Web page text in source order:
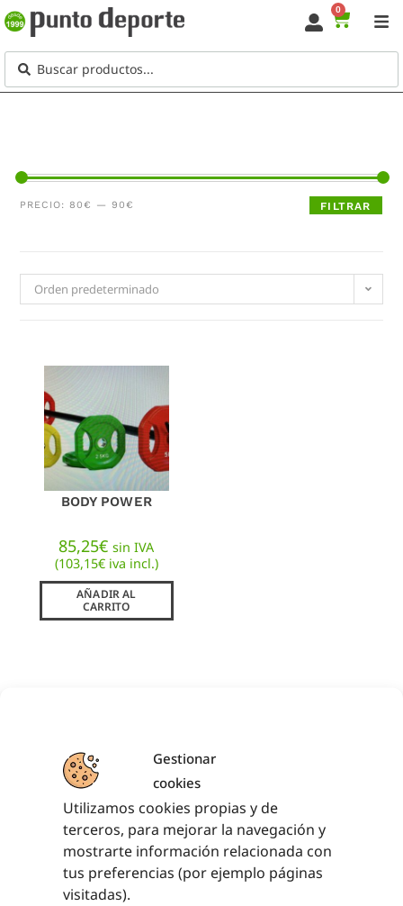
Gestionar
cookies
Utilizamos cookies propias y de
terceros, para mejorar la navegación y
mostrarte información relacionada con
tus preferencias (por ejemplo páginas
visitadas).
0
FILTRAR
PRECIO: 80€ — 90€
Orden predeterminado
BODY POWER
85,25€ sin IVA
(103,15€iva incl.)
AÑADIR AL
CARRITO
¿TIENES ALGUNA DUDA?
¿NECESITAS ASESORAMIENTO
DEPORTIVO?
Somos una empresa con más de 20 años de experiencia
en el sector.
Asesoramiento personalizado para lograr un
equipamiento adecuado.